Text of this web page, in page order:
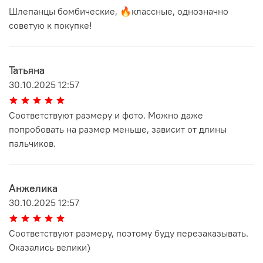
Шлепанцы бомбические, 🔥классные, однозначно
советую к покупке!
Татьяна
30.10.2025 12:57
Соответствуют размеру и фото. Можно даже
попробовать на размер меньше, зависит от длины
пальчиков.
Анжелика
30.10.2025 12:57
Соответствуют размеру, поэтому буду перезаказывать.
Оказались велики)